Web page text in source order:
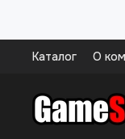
Каталог О